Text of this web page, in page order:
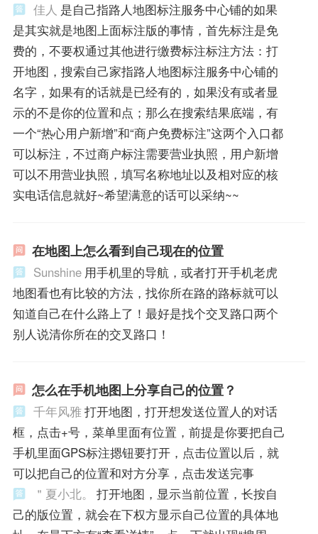
佳人 是自己指路人地图标注服务中心铺的如果
是其实就是地图上面标注版的事情，首先标注是免
费的，不要权通过其他进行缴费标注标注方法：打
开地图，搜索自己家指路人地图标注服务中心铺的
名字，如果有的话就是已经有的，如果没有或者显
示的不是你的位置和点；那么在搜索结果底端，有
一个“热心用户新增”和“商户免费标注”这两个入口都
可以标注，不过商户标注需要营业执照，用户新增
可以不用营业执照，填写名称地址以及相对应的核
实电话信息就好~希望满意的话可以采纳~~
在地图上怎么看到自己现在的位置
Sunshine 用手机里的导航，或者打开手机老虎
地图看也有比较的方法，找你所在路的路标就可以
知道自己在什么路上了！最好是找个交叉路口两个
别人说清你所在的交叉路口！
怎么在手机地图上分享自己的位置？
千年风雅打开地图，打开想发送位置人的对话
框，点击+号，菜单里面有位置，前提是你要把自己
手机里面GPS标注摁钮要打开，点击位置以后，就
可以把自己的位置和对方分享，点击发送完事
＂夏小北。
打开地图，显示当前位置，长按自
己的版位置，就会在下权方显示自己位置的具体地